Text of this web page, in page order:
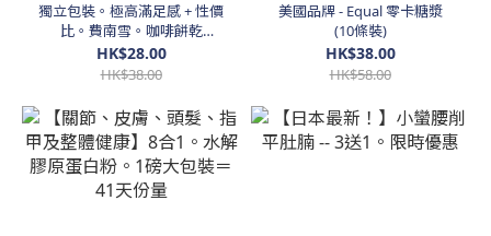
獨立包裝。極高滿足感 + 性價
比。費南雪。咖啡餅乾
($28/15包)
HK$28.00
HK$38.00
美國品牌 - Equal 零卡糖漿
(10條裝)
HK$38.00
HK$58.00